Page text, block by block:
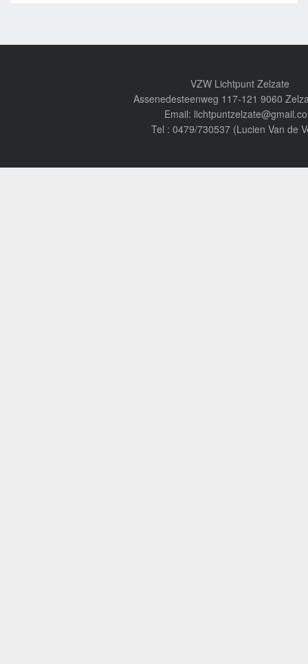
VZW Lichtpunt Zelzate
Assenedesteenweg 117-121 9060
Email:
Tel : 0479/730537 (Lucien Van de